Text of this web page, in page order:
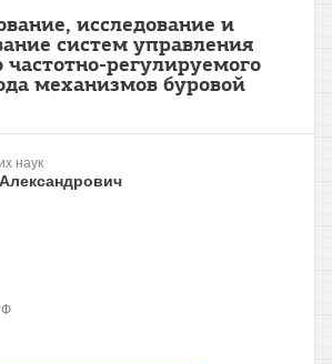
исследование и
систем управления
частотно-регулируемого
механизмов буровой
наук